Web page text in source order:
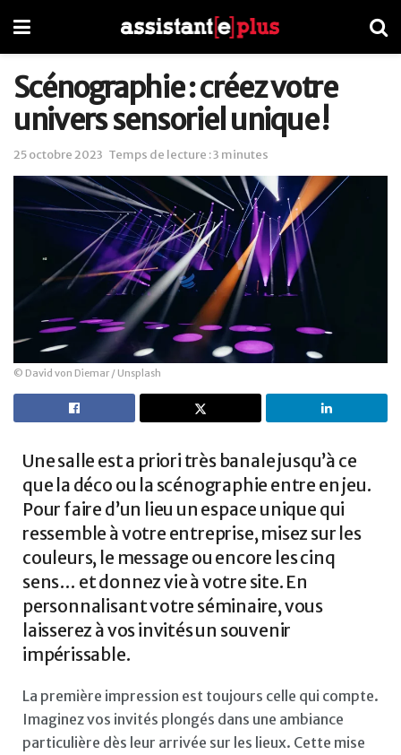
Scénographie : créez votre
univers sensoriel unique !
25 octobre 2023 Temps de lecture : 3 minutes
© David von Diemar / Unsplash
Une salle est a priori très banale jusqu’à ce
que la déco ou la scénographie entre en jeu.
Pour faire d’un lieu un espace unique qui
ressemble à votre entreprise, misez sur les
couleurs, le message ou encore les cinq
sens… et donnez vie à votre site. En
personnalisant votre séminaire, vous
laisserez à vos invités un souvenir
impérissable.
La première impression est toujours celle qui compte.
Imaginez vos invités plongés dans une ambiance
particulière dès leur arrivée sur les lieux. Cette mise